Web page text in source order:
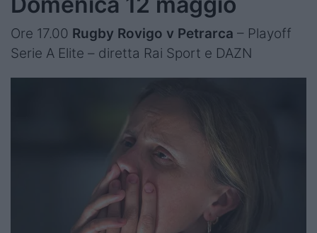
Ore 17.00 Rugby Rovigo v Petrarca – Playoff
Serie A Elite – diretta Rai Sport e DAZN